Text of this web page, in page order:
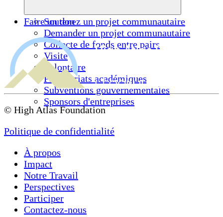
Soutenez un projet communautaire
Demander un projet communautaire
Collecte de fonds entre pairs
Visite
Volontaire
Partenariats académiques
Subventions gouvernementales
Sponsors d'entreprises
Faire un don
© High Atlas Foundation
Politique de confidentialité
À propos
Impact
Notre Travail
Perspectives
Participer
Contactez-nous